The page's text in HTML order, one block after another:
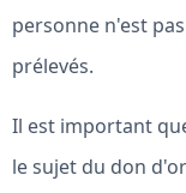
personne n'est
prélevés.
Il est important
le sujet du don